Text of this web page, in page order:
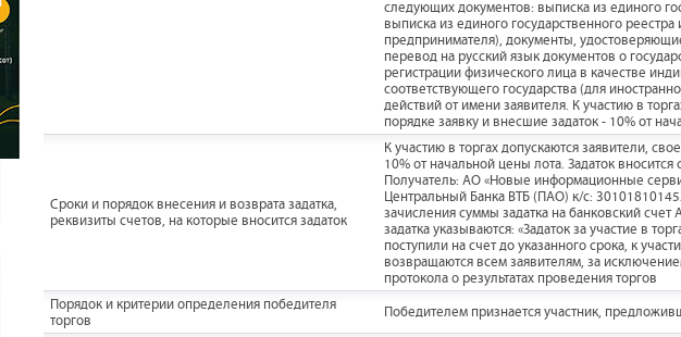
следующих документов: выписка из единого
выписка из единого государственного
предпринимателя), документы,
перевод на русский язык документов о
регистрации физического лица в качестве
соответствующего государства (для
действий от имени заявителя. К участию в
порядке заявку и внесшие задаток - 10% от
Сроки и порядок внесения и возврата задатка,
реквизиты счетов, на которые вносится задаток
К участию в торгах допускаются заявители,
10% от начальной цены лота. Задаток
Получатель: АО «Новые информационные
Центральный Банка ВТБ (ПАО) к/с:
зачисления суммы задатка на банковский
задатка указываются: «Задаток за участие в
поступили на счет до указанного срока, к
возвращаются всем заявителям, за
протокола о результатах проведения торгов
Порядок и критерии определения победителя
торгов
Победителем признается участник,